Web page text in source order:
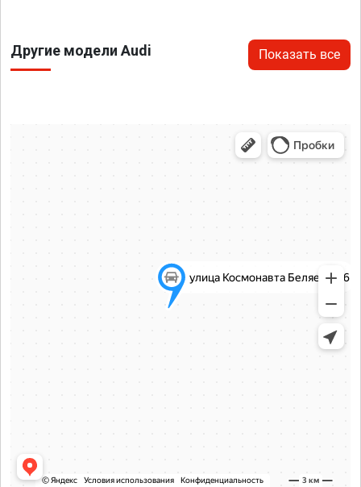
Другие модели Audi Показать все